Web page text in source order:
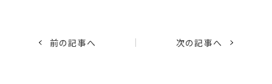
前の記事へ 次の記事へ